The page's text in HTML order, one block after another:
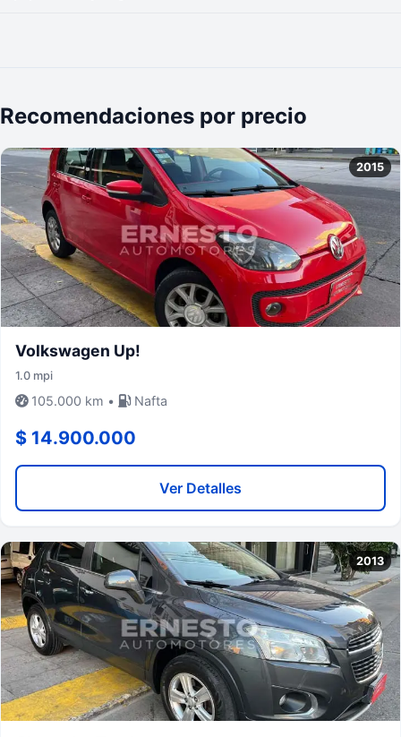
Recomendaciones por precio
2015
Volkswagen Up!
1.0 mpi
105.000 km • Nafta
$ 14.900.000
Ver Detalles
2013